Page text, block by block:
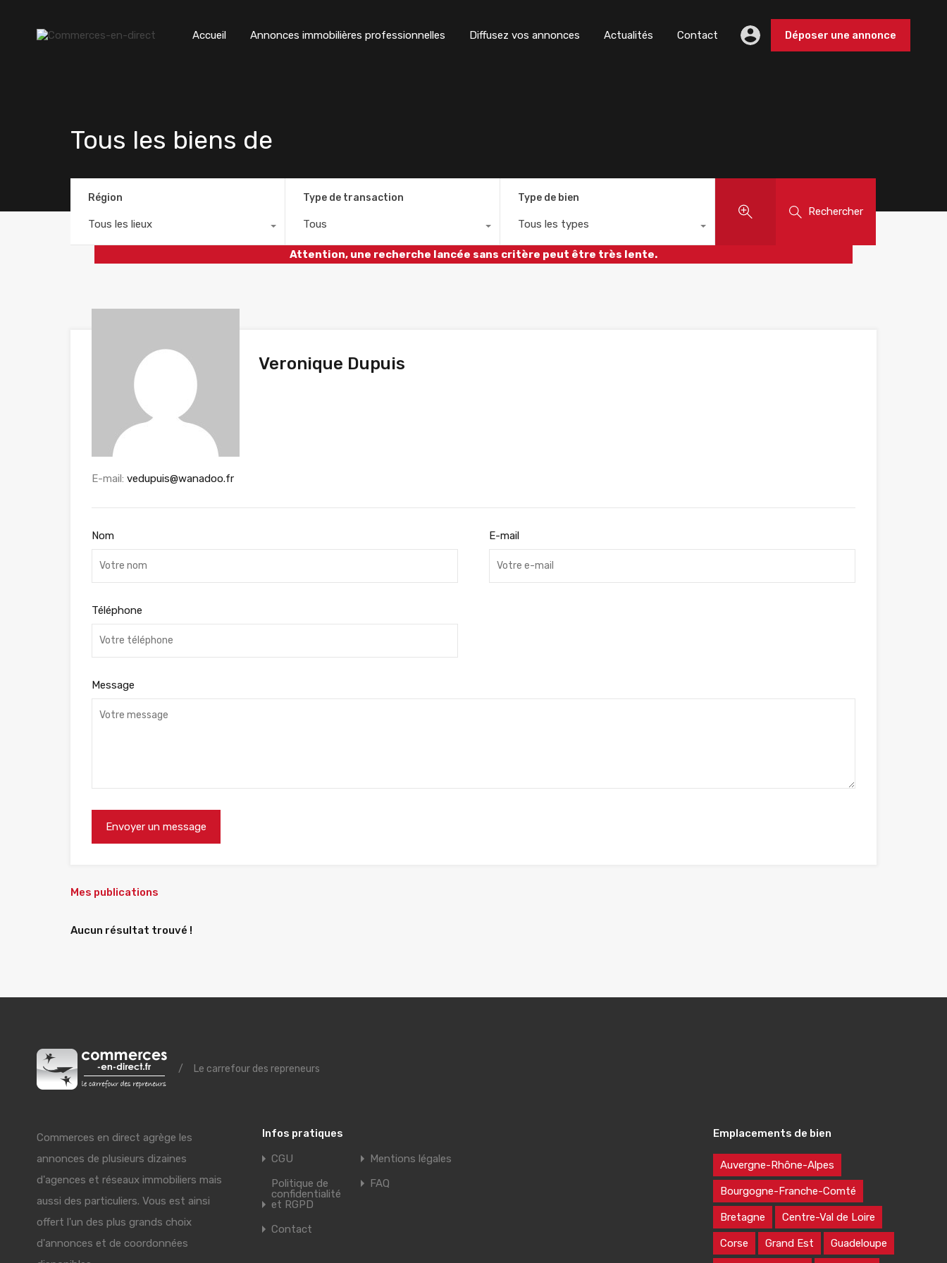
Accueil Annonces immobilières professionnelles Diffusez vos annonces Actualités Contact Déposer une annonce
Tous les biens de
Région
Tous les lieux
Type de transaction
Tous
Type de bien
Tous les types
Rechercher
Attention, une recherche lancée sans critère peut être très lente.
Veronique Dupuis
E-mail: vedupuis@wanadoo.fr
Nom E-mail
Téléphone
Message
Mes publications
Aucun résultat trouvé !
/ Le carrefour des repreneurs
Commerces en direct agrège les
annonces de plusieurs dizaines
d'agences et réseaux immobiliers mais
aussi des particuliers. Vous est ainsi
offert l'un des plus grands choix
d'annonces et de coordonnées
Infos pratiques
CGU
Mentions légales
Politique de
confidentialité
et RGPD
FAQ
Contact
Emplacements de bien
Auvergne-Rhône-Alpes
Bourgogne-Franche-Comté
Bretagne Centre-Val de Loire
Corse Grand Est Guadeloupe